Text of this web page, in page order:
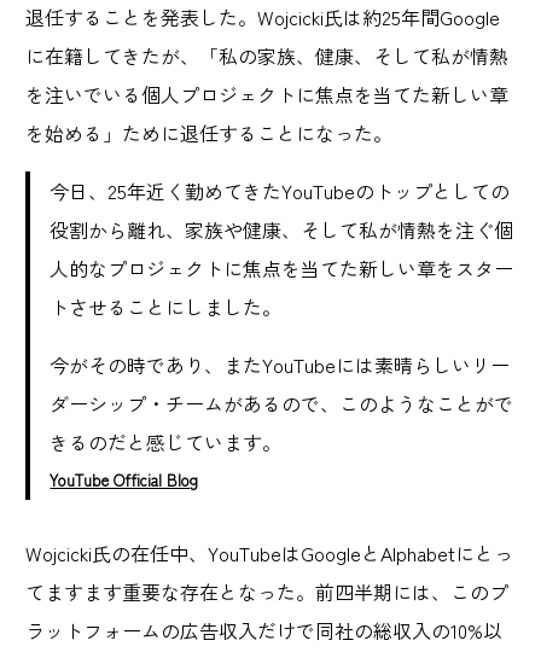
退任することを発表した。Wojcicki氏は約25年間Google
に在籍してきたが、「私の家族、健康、そして私が情熱
を注いでいる個人プロジェクトに焦点を当てた新しい章
を始める」ために退任することになった。
今日、25年近く勤めてきたYouTubeのトップとしての
役割から離れ、家族や健康、そして私が情熱を注ぐ個
人的なプロジェクトに焦点を当てた新しい章をスター
トさせることにしました。
今がその時であり、またYouTubeには素晴らしいリー
ダーシップ・チームがあるので、このようなことがで
きるのだと感じています。
YouTube Official Blog
Wojcicki氏の在任中、YouTubeはGoogleとAlphabetにとっ
てますます重要な存在となった。前四半期には、このプ
ラットフォームの広告収入だけで同社の総収入の10%以